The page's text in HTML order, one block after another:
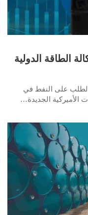
النفط في 2025.. وكالة الطاقة الدولية
الطلب على النفط في